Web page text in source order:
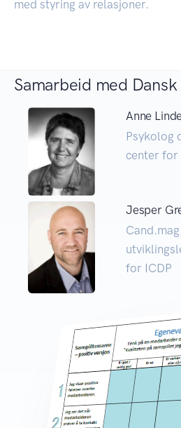
med styring av relasjoner.
Samarbeid med
Anne
Psykolog
center for
Jesper
for ICDP